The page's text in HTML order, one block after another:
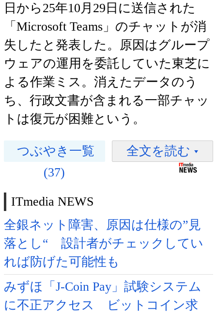
日から25年10月29日に送信された
「Microsoft Teams」のチャットが消
失したと発表した。原因はグループ
ウェアの運用を委託していた東芝に
よる作業ミス。消えたデータのう
ち、行政文書が含まれる一部チャッ
トは復元が困難という。
つぶやき一覧
(37)
全文を読む
ITmedia NEWS
全銀ネット障害、原因は仕様の”見
落とし“ 設計者がチェックしてい
れば防げた可能性も
みずほ「J-Coin Pay」試験システム
に不正アクセス ビットコイン求